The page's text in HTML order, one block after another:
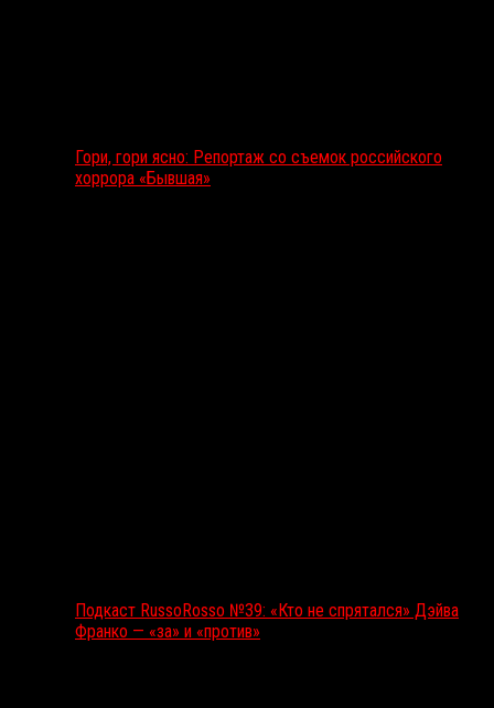
Гори, гори ясно: Репортаж со съемок российского
хоррора «Бывшая»
Подкаст RussoRosso №39: «Кто не спрятался» Дэйва
Франко — «за» и «против»